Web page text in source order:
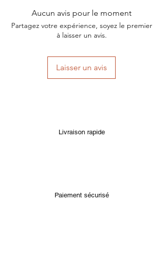
Aucun avis pour le moment
Partagez votre expérience, soyez le premier
à laisser un avis.
Laisser un avis
Livraison rapide
Paiement sécurisé